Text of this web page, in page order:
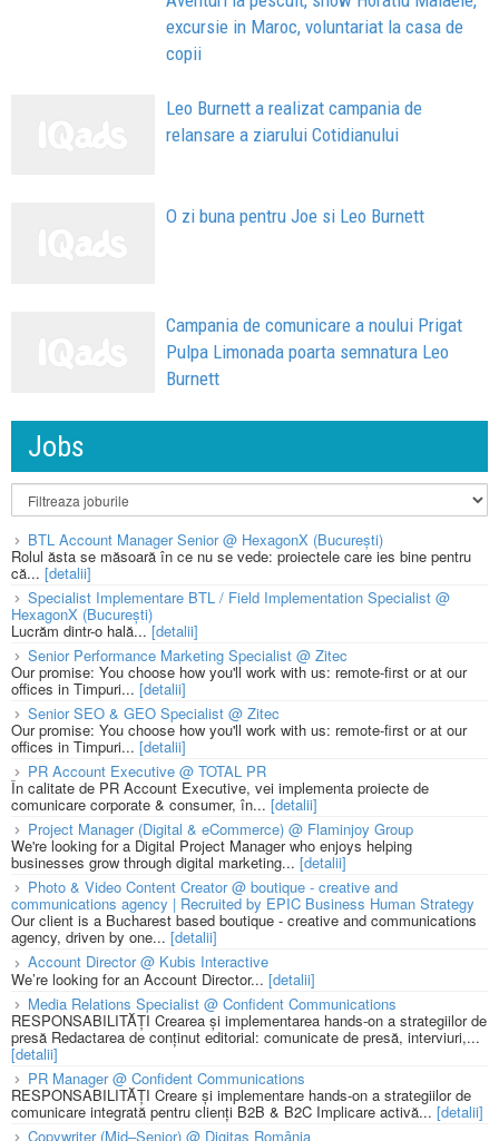
excursie in Maroc, voluntariat la casa de
copii
Leo Burnett a realizat campania de
relansare a ziarului Cotidianului
O zi buna pentru Joe si Leo Burnett
Campania de comunicare a noului Prigat
Pulpa Limonada poarta semnatura Leo
Burnett
Jobs
BTL Account Manager Senior @ HexagonX (București)
Rolul ăsta se măsoară în ce nu se vede: proiectele care ies bine pentru
că... [detalii]
Specialist Implementare BTL / Field Implementation Specialist @
HexagonX (București)
Lucrăm dintr-o hală...[detalii]
Senior Performance Marketing Specialist @ Zitec
Our promise: You choose how you'll work with us: remote-first or at our
offices in Timpuri... [detalii]
Senior SEO & GEO Specialist @ Zitec
Our promise: You choose how you'll work with us: remote-first or at our
offices in Timpuri... [detalii]
PR Account Executive @ TOTAL PR
În calitate de PR Account Executive, vei implementa proiecte de
comunicare corporate & consumer, în... [detalii]
Project Manager (Digital & eCommerce) @ Flaminjoy Group
We're looking for a Digital Project Manager who enjoys helping
businesses grow through digital marketing... [detalii]
Photo & Video Content Creator @ boutique - creative and
communications agency | Recruited by EPIC Business Human Strategy
Our client is a Bucharest based boutique - creative and communications
agency, driven by one... [detalii]
Account Director @ Kubis Interactive
We’re looking for an Account Director... [detalii]
Media Relations Specialist @ Confident Communications
RESPONSABILITĂȚI Crearea și implementarea hands-on a strategiilor de
presă Redactarea de conținut editorial: comunicate de presă, interviuri,...
[detalii]
PR Manager @ Confident Communications
RESPONSABILITĂȚI Creare și implementare hands-on a strategiilor de
comunicare integrată pentru clienți B2B & B2C Implicare activă... [detalii]
Copywriter (Mid–Senior) @ Digitas România